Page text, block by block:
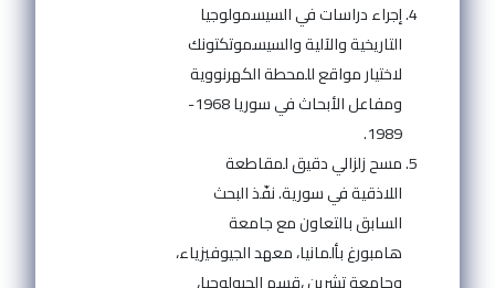
إجراء دراسات في السيسمولوجيا
التاريخية والآلية والسيسموتكتونك
لاختيار مواقع للمحطة الكهرنووية
ومفاعل الأبحاث في سوريا 1968-
1989.
مسح زلزالي دقيق لمقاطعة
اللاذقية في سورية. نفّذ البحث
السابق بالتعاون مع جامعة
هامبورغ بألمانيا، معهد الجيوفيزياء،
وجامعة تشرين ،قسم الجيولوجيا،